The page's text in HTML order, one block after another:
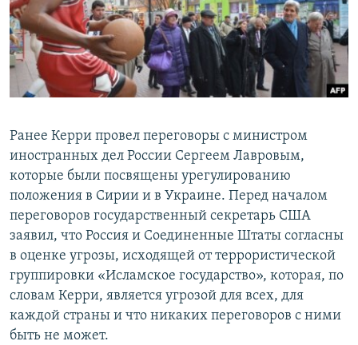
Ранее Керри провел переговоры с министром
иностранных дел России Сергеем Лавровым,
которые были посвящены урегулированию
положения в Сирии и в Украине. Перед началом
переговоров государственный секретарь США
заявил, что Россия и Соединенные Штаты согласны
в оценке угрозы, исходящей от террористической
группировки «Исламское государство», которая, по
словам Керри, является угрозой для всех, для
каждой страны и что никаких переговоров с ними
быть не может.